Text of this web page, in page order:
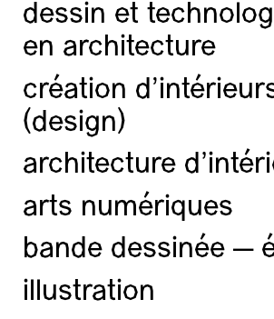
dessin et
en architecture
création
(design)
architecture
arts numériques
bande dessinée —
illustration